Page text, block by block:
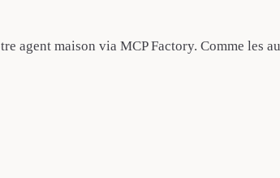
agent maison via MCP Factory. Comme